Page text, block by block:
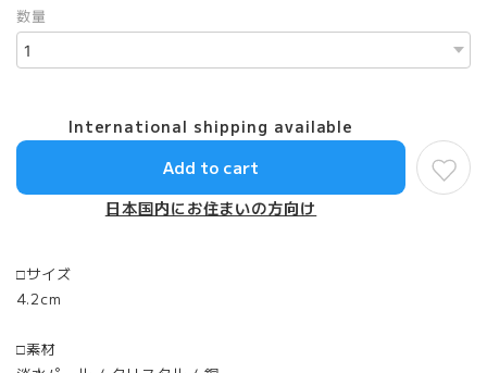
数量
International shipping available
Add to cart
日本国内にお住まいの方向け
□サイズ
4.2cm
□素材